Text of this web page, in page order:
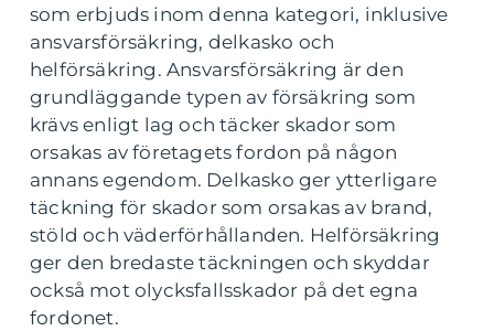
som erbjuds inom denna kategori, inklusive
ansvarsförsäkring, delkasko och
helförsäkring. Ansvarsförsäkring är den
grundläggande typen av försäkring som
krävs enligt lag och täcker skador som
orsakas av företagets fordon på någon
annans egendom. Delkasko ger ytterligare
täckning för skador som orsakas av brand,
stöld och väderförhållanden. Helförsäkring
ger den bredaste täckningen och skyddar
också mot olycksfallsskador på det egna
fordonet.